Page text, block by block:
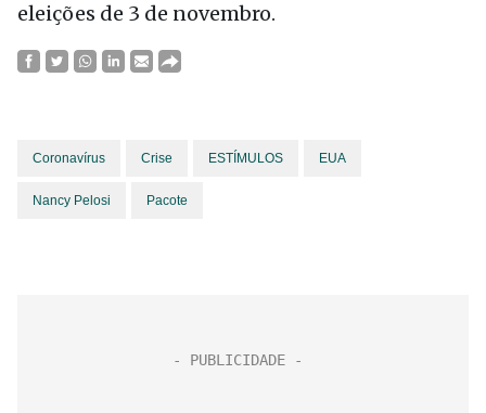
eleições de 3 de novembro.
Coronavírus Crise ESTÍMULOS EUA
Nancy Pelosi Pacote